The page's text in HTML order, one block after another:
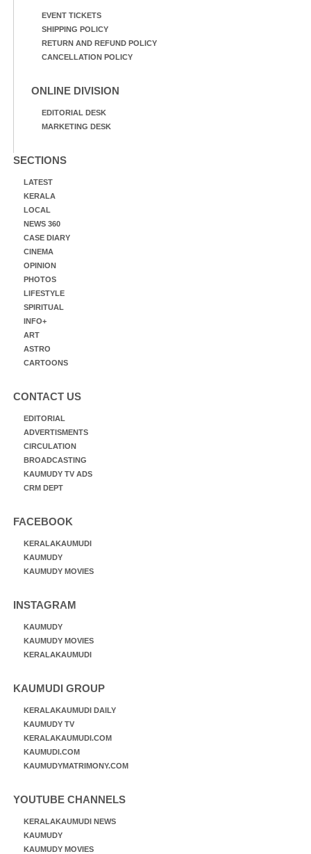
EVENT TICKETS
SHIPPING POLICY
RETURN AND REFUND POLICY
CANCELLATION POLICY
ONLINE DIVISION
EDITORIAL DESK
MARKETING DESK
SECTIONS
LATEST
KERALA
LOCAL
NEWS 360
CASE DIARY
CINEMA
OPINION
PHOTOS
LIFESTYLE
SPIRITUAL
INFO+
ART
ASTRO
CARTOONS
CONTACT US
EDITORIAL
ADVERTISMENTS
CIRCULATION
BROADCASTING
KAUMUDY TV ADS
CRM DEPT
FACEBOOK
KERALAKAUMUDI
KAUMUDY
KAUMUDY MOVIES
INSTAGRAM
KAUMUDY
KAUMUDY MOVIES
KERALAKAUMUDI
KAUMUDI GROUP
KERALAKAUMUDI DAILY
KAUMUDY TV
KERALAKAUMUDI.COM
KAUMUDI.COM
KAUMUDYMATRIMONY.COM
YOUTUBE CHANNELS
KERALAKAUMUDI NEWS
KAUMUDY
KAUMUDY MOVIES